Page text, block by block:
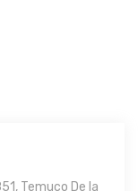
Temuco De la